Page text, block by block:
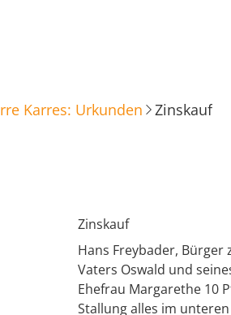
Karres: Urkunden Zinskauf
Zinskauf
Hans Freybader,
Vaters Oswald und
Ehefrau Margarethe 10
Stallung alles im